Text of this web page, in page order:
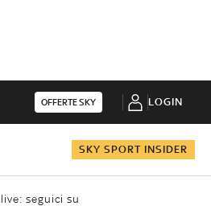
OFFERTE SKY LOGIN
SKY SPORT INSIDER
seguici su